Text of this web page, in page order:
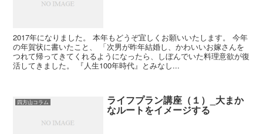
2017年になりました。 本年もどうぞ宜しくお願いいたします。 今年
の年賀状に書いたこと、 「次男が昨年結婚し、かわいいお嫁さんを
つれて帰ってきてくれるようになったら、しぼんでいた料理意欲が復
活してきました。 『人生100年時代』とみなし...
四方山コラム ライフプラン講座（１）_大まか
なルートをイメージする